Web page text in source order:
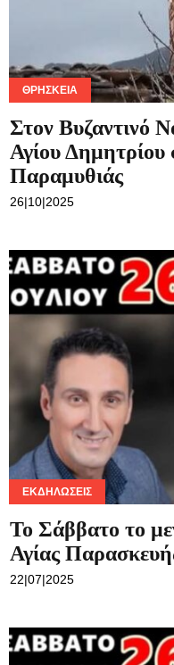
ΘΡΗΣΚΕΊΑ
Στον Βυζαντινό
Αγίου
Παραμυθιάς
26|10|2025
ΕΚΔΗΛΏΣΕΙΣ
Το Σάββατο το
Αγίας
22|07|2025